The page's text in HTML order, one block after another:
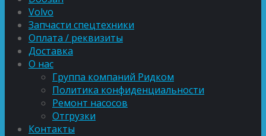
Volvo
Запчасти спецтехники
Оплата / реквизиты
Доставка
О нас
Группа компаний Ридком
Политика конфиденциальности
Ремонт насосов
Отгрузки
Контакты